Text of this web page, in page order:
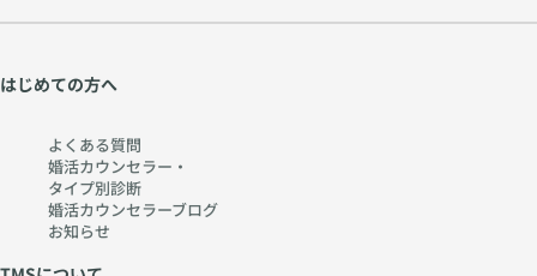
はじめての方へ
よくある質問
婚活カウンセラー・
タイプ別診断
婚活カウンセラーブログ
お知らせ